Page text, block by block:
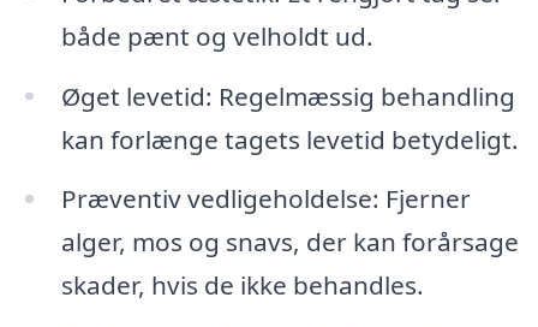
både pænt og velholdt ud.
Øget levetid: Regelmæssig behandling
kan forlænge tagets levetid betydeligt.
Præventiv vedligeholdelse: Fjerner
alger, mos og snavs, der kan forårsage
skader, hvis de ikke behandles.